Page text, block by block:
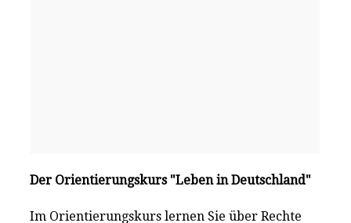
Der Orientierungskurs "Leben in Deutschland"
Im Orientierungskurs lernen Sie über Rechte